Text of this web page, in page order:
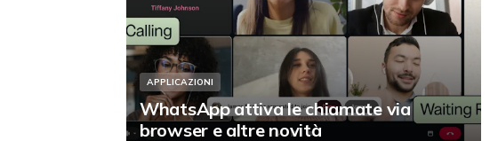
APPLICAZIONI
WhatsApp attiva le chiamate via
browser e altre novità